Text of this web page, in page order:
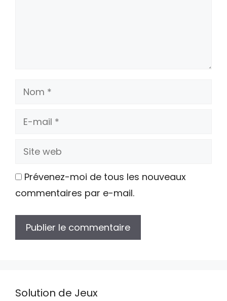
Nom
E-
Site
Prévenez-moi de tous les nouveaux
commentaires par e-mail.
Solution de Jeux